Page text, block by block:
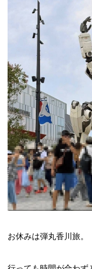
お休みは弾丸香川旅。